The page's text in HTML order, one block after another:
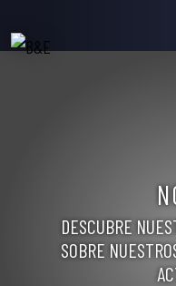
Navegación principal
DESCUBRE
SOBRE